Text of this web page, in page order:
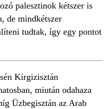
palesztinok kétszer is
de mindkétszer
tudtak, így egy pontot
Kirgizisztán
miután odahaza
Üzbegisztán az Arab